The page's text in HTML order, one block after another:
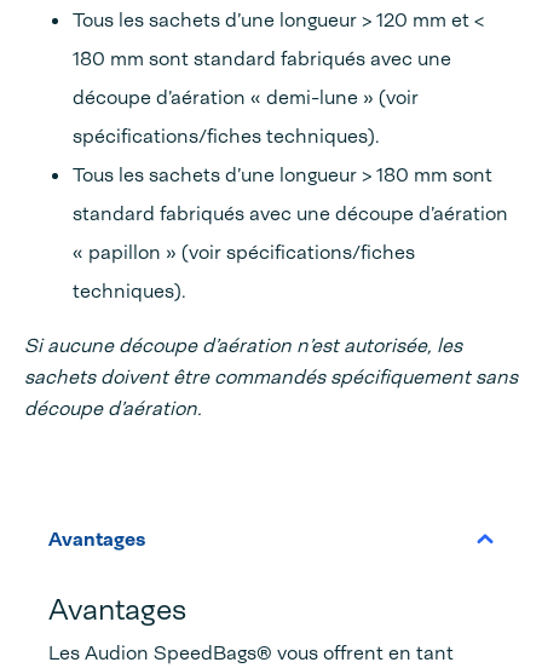
Tous les sachets d’une longueur > 120 mm et <
180 mm sont standard fabriqués avec une
découpe d’aération « demi-lune » (voir
spécifications/fiches techniques).
Tous les sachets d’une longueur > 180 mm sont
standard fabriqués avec une découpe d’aération
« papillon » (voir spécifications/fiches
techniques).
Si aucune découpe d’aération n’est autorisée, les
sachets doivent être commandés spécifiquement sans
découpe d’aération.
Avantages
Avantages
Les Audion SpeedBags® vous offrent en tant